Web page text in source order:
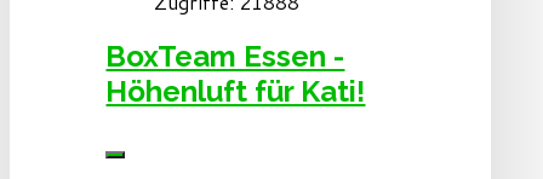
BoxTeam Essen -
Höhenluft für Kati!